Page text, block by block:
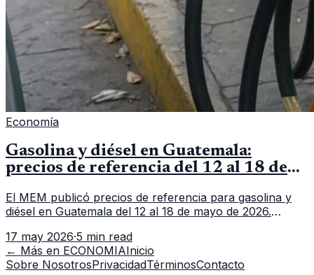
Economía
Gasolina y diésel en Guatemala:
precios de referencia del 12 al 18 de
El MEM publicó precios de referencia para gasolina y
diésel en Guatemala del 12 al 18 de mayo de 2026.
consultar el dato actualizado.
17 may 2026·5 min read
← Más en ECONOMIAInicio
Sobre NosotrosPrivacidadTérminosContacto